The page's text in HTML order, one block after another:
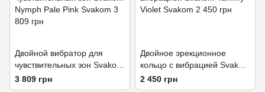
Двойной вибратор для
чувствительных зон Svakom
Nymph Pale Pink
3 809 грн
Двойное эрекционное
кольцо с вибрацией Svakom
Tammy Violet
2 450 грн